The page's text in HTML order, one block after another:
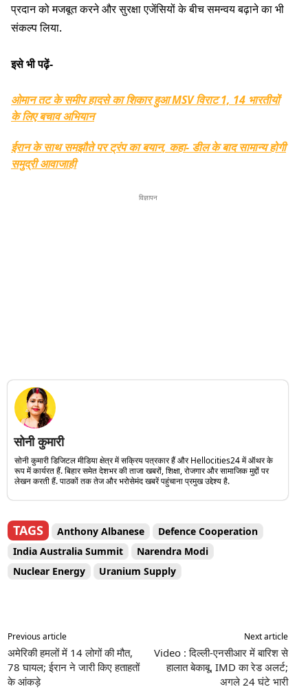
प्रदान को मजबूत करने और सुरक्षा एजेंसियों के बीच समन्वय बढ़ाने का भी
संकल्प लिया.
इसे भी पढ़ें-
ओमान तट के समीप हादसे का शिकार हुआ MSV विराट 1, 14 भारतीयों
के लिए बचाव अभियान
ईरान के साथ समझौते पर ट्रंप का बयान, कहा- डील के बाद सामान्य होगी
समुद्री आवाजाही
विज्ञापन
सोनी कुमारी
सोनी कुमारी डिजिटल मीडिया क्षेत्र में सक्रिय पत्रकार हैं और Hellocities24 में ऑथर के
रूप में कार्यरत हैं. बिहार समेत देशभर की ताजा खबरों, शिक्षा, रोजगार और सामाजिक मुद्दों पर
लेखन करती हैं. पाठकों तक तेज और भरोसेमंद खबरें पहुंचाना प्रमुख उद्देश्य है.
TAGS Anthony Albanese
Defence Cooperation
India Australia Summit
Narendra Modi
Nuclear Energy
Uranium Supply
Previous article
अमेरिकी हमलों में 14 लोगों की मौत,
78 घायल; ईरान ने जारी किए हताहतों
के आंकड़े
Next article
Video : दिल्ली-एनसीआर में बारिश से
हालात बेकाबू, IMD का रेड अलर्ट;
अगले 24 घंटे भारी